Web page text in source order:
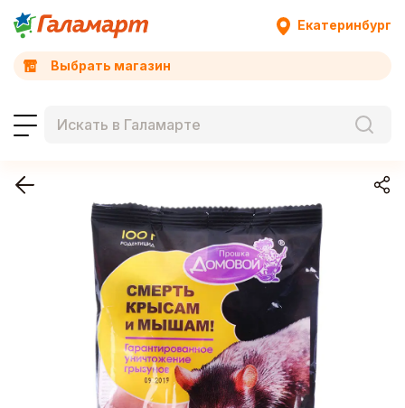
Екатеринбург
Выбрать магазин